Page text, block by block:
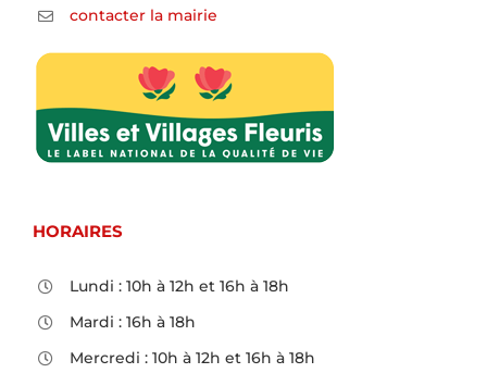
contacter la mairie
HORAIRES
Lundi : 10h à 12h et 16h à 18h
Mardi : 16h à 18h
Mercredi : 10h à 12h et 16h à 18h